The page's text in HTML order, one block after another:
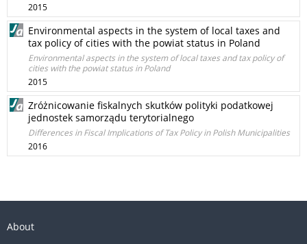
2015
Environmental aspects in the system of local taxes and
tax policy of cities with the powiat status in Poland
Environmental aspects in the system of local taxes and tax policy of
cities with the powiat status in Poland
2015
Zróżnicowanie fiskalnych skutków polityki podatkowej
jednostek samorządu terytorialnego
Differences in Fiscal Implications of Tax Policy in Polish Municipalities
2016
About